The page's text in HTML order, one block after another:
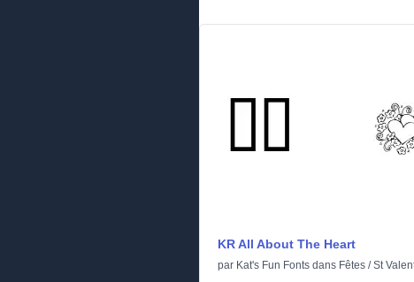
KR All About The Heart
par Kat's Fun Fonts dans Fêtes /St